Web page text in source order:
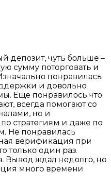
депозит, чуть больше –
сумму поторговать и
понравилась
и довольно
Еще понравилось что
всегда помогают со
но и
стратегиям и даже по
Не понравилась
верификация при
только один раз.
Вывод ждал недолго, но
много времени